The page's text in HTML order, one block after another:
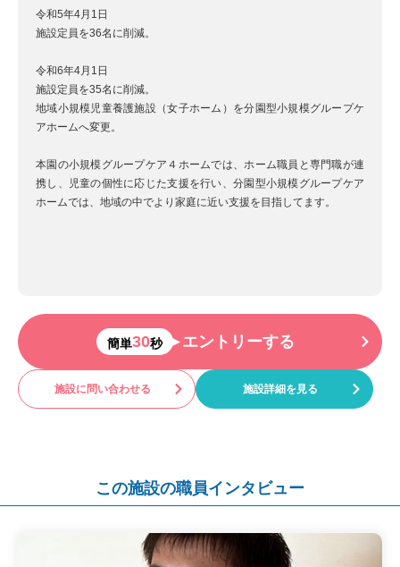
令和5年4月1日
施設定員を36名に削減。
令和6年4月1日
施設定員を35名に削減。
地域小規模児童養護施設（女子ホーム）を分園型小規模グループケ
アホームへ変更。
本園の小規模グループケア４ホームでは、ホーム職員と専門職が連
携し、児童の個性に応じた支援を行い、分園型小規模グループケア
ホームでは、地域の中でより家庭に近い支援を目指してます。
簡単30秒 エントリーする
施設に問い合わせる 施設詳細を見る
この施設の職員インタビュー